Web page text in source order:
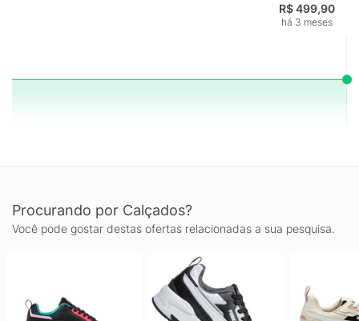
R$ 499,90
há 3 meses
Procurando por Calçados?
Você pode gostar destas ofertas relacionadas a sua pesquisa.